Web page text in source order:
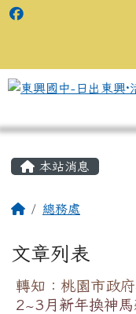
本站消息
回首頁總務處
文章列表
轉知：桃園市政
2~3月新年換神